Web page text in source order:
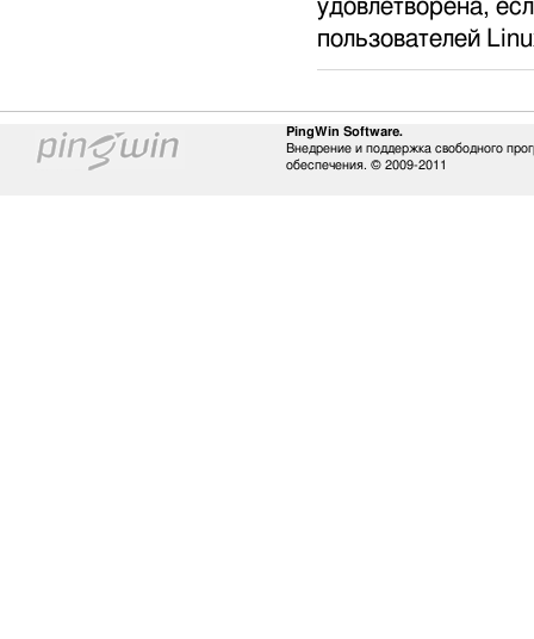
удовлетворена,
пользователей
PingWin Software.
Внедрение и поддержка свободного
обеспечения. © 2009-2011